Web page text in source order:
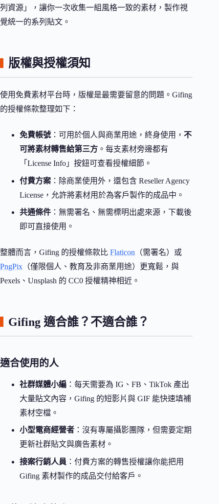
列資源」，讓你一次收集一組風格一致的素材，製作視
覺統一的系列貼文。
版權與授權須知
使用免費素材平台時，版權是最需要留意的問題。Gifing
的授權條款整理如下：
免費帳號：可用於個人與商業用途，終身使用， 不
可將素材轉售給第三方 。每支素材旁邊都有
「License Info」按鈕可查看授權細節。
付費方案 ：除商業使用外，還包含 Reseller Agency
License，允許將素材用於為客戶製作的成品中。
共通條件 ：無需署名、無需標明出處來源，下載後
即可直接使用。
整體而言，Gifing 的授權條款比 Flaticon （需署名）或
PngPix （僅限個人、教育及非商業用途）更寬鬆，與
Pexels、Unsplash 的 CC0 授權精神相近。
Gifing 適合誰？不適合誰？
適合使用的人
社群媒體小編 ：每天需要為 IG、FB、TikTok 產出
大量貼文內容，Gifing 的短影片與 GIF 能快速填補
素材空檔。
小型電商經營者 ：沒有專屬攝影團隊，但需要定期
更新社群貼文與廣告素材。
接案行銷人員 ：付費方案的轉售授權讓你能把用
Gifing 素材製作的成品交付給客戶。